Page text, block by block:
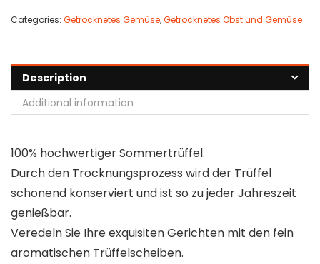
Categories: Getrocknetes Gemüse,Getrocknetes Obst und Gemüse
Description
Additional information
100% hochwertiger Sommertrüffel.
Durch den Trocknungsprozess wird der Trüffel
schonend konserviert und ist so zu jeder Jahreszeit
genießbar.
Veredeln Sie Ihre exquisiten Gerichten mit den fein
aromatischen Trüffelscheiben.